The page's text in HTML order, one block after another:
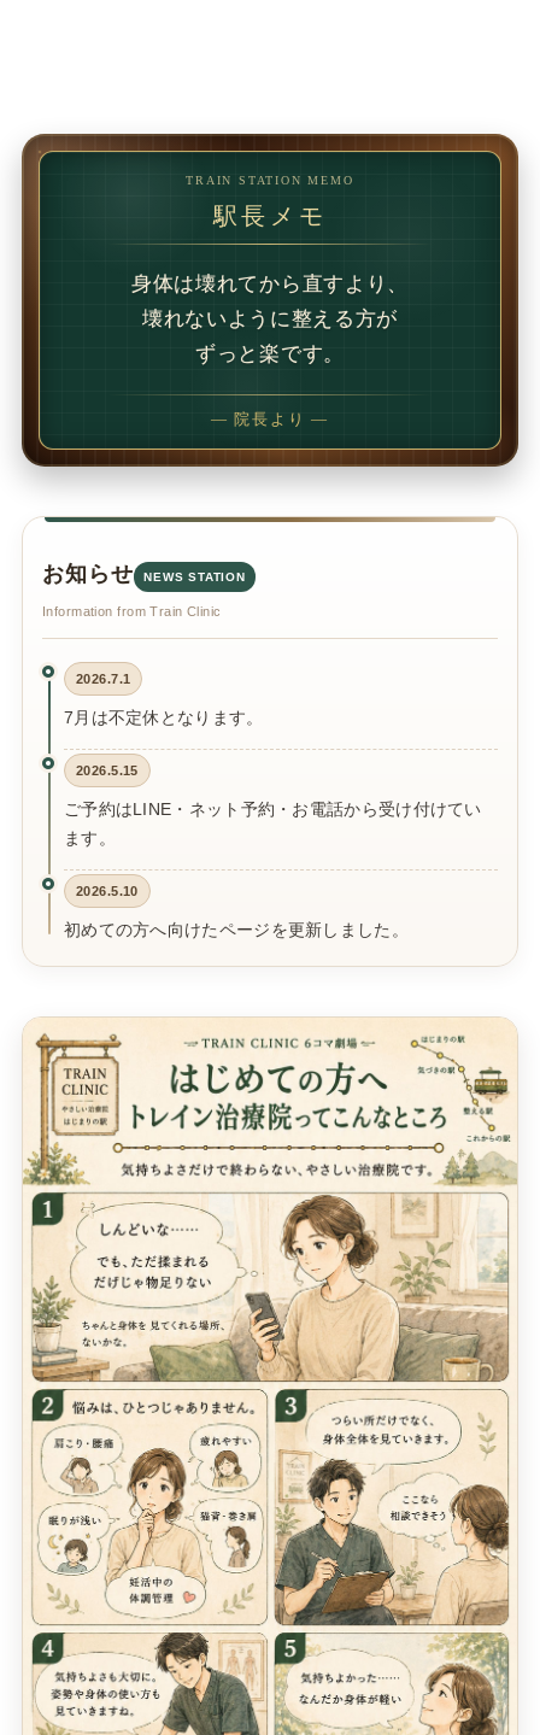
TRAIN STATION MEMO
駅長メモ
1回で変わることもあります。
でも、続けることで
変わることの方が多いです。
— 院長より —
お知らせ NEWS STATION
Information from Train Clinic
2026.7.1
7月は不定休となります。
2026.5.15
ご予約はLINE・ネット予約・お電話から受け付けてい
ます。
2026.5.10
初めての方へ向けたページを更新しました。